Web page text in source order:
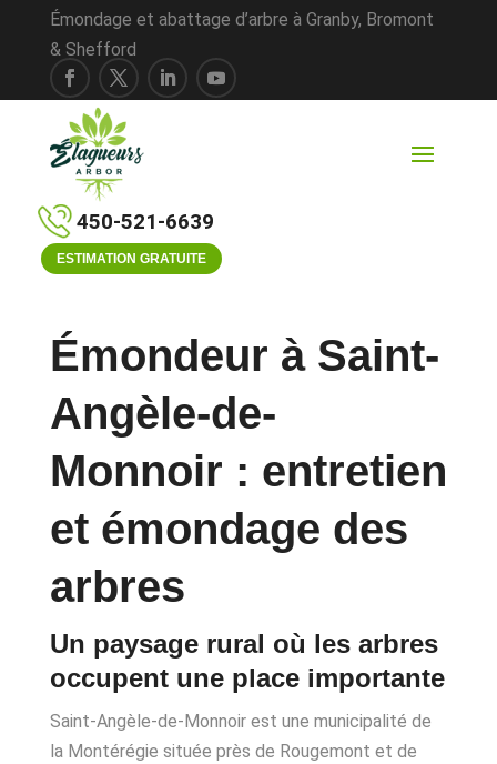
Émondage et abattage d’arbre à Granby, Bromont
& Shefford
450-521-6639
ESTIMATION GRATUITE
Émondeur à Saint-
Angèle-de-
Monnoir : entretien
et émondage des
arbres
Un paysage rural où les arbres
occupent une place importante
Saint-Angèle-de-Monnoir est une municipalité de
la Montérégie située près de Rougemont et de